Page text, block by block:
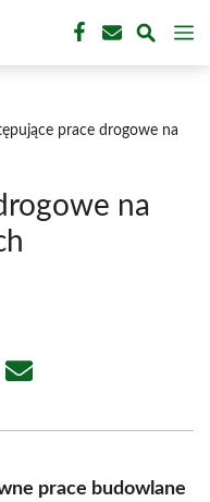
prace drogowe na
na
Share
prace budowlane